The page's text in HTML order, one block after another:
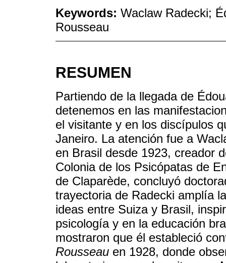
Keywords: Waclaw Radecki;
Rousseau
RESUMEN
Partiendo de la llegada de
detenemos en las
el visitante y en los discípulos
Janeiro. La atención fue a
en Brasil desde 1923, creador
Colonia de los Psicópatas de
de Claparède, concluyó
trayectoria de Radecki amplía
ideas entre Suiza y Brasil,
psicología y en la educación
mostraron que él estableció
Rousseau en 1928, donde